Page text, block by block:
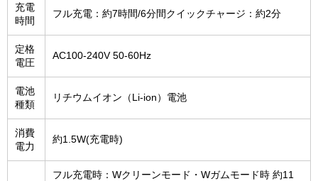
充電
時間
フル充電：約7時間/6分間クイックチャージ：約2分
定格
電圧
AC100-240V 50-60Hz
電池
種類
リチウムイオン（Li-ion）電池
消費
電力
約1.5W(充電時)
フル充電時：Wクリーンモード・Wガムモード時 約11